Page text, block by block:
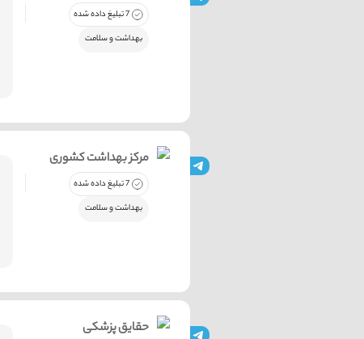
7 تبلیغ داده شده
بهداشت و سلامت
مرکز بهداشت کشوری
7 تبلیغ داده شده
بهداشت و سلامت
حقایق پزشکی